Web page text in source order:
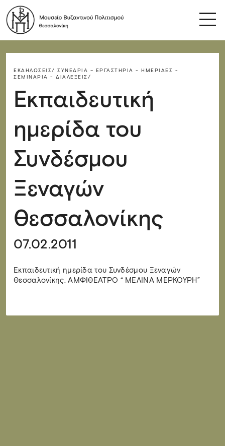
ΕΚΔΗΛΏΣΕΙΣ/ ΣΥΝΈΔΡΙΑ – ΕΡΓΑΣΤΉΡΙΑ - ΗΜΕΡΊΔΕΣ -
ΣΕΜΙΝΆΡΙΑ - ΔΙΑΛΈΞΕΙΣ/
Εκπαιδευτική
ημερίδα του
Συνδέσμου
Ξεναγών
Θεσσαλονίκης
07.02.2011
Εκπαιδευτική ημερίδα του Συνδέσμου Ξεναγών
Θεσσαλονίκης. ΑΜΦΙΘΕΑΤΡΟ “ ΜΕΛΙΝΑ ΜΕΡΚΟΥΡΗ”